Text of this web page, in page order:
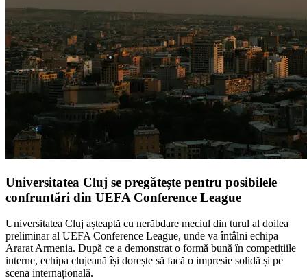
Universitatea Cluj se pregătește pentru posibilele
confruntări din UEFA Conference League
Universitatea Cluj așteaptă cu nerăbdare meciul din turul al doilea
preliminar al UEFA Conference League, unde va întâlni echipa
Ararat Armenia. După ce a demonstrat o formă bună în competițiile
interne, echipa clujeană își dorește să facă o impresie solidă și pe
scena internațională.